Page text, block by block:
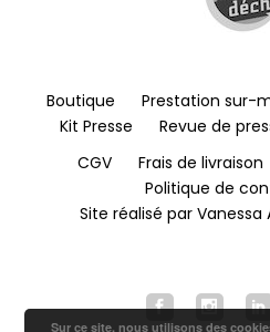
Boutique Prestation sur-
Kit Presse
Revue de
CGV
Frais de livraison
Politique de
Site réalisé par Vanessa
Sur ce site, nous utilisons des